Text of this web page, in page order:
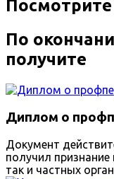
По
получите
Диплом о
Документ
получил признание
так и частных